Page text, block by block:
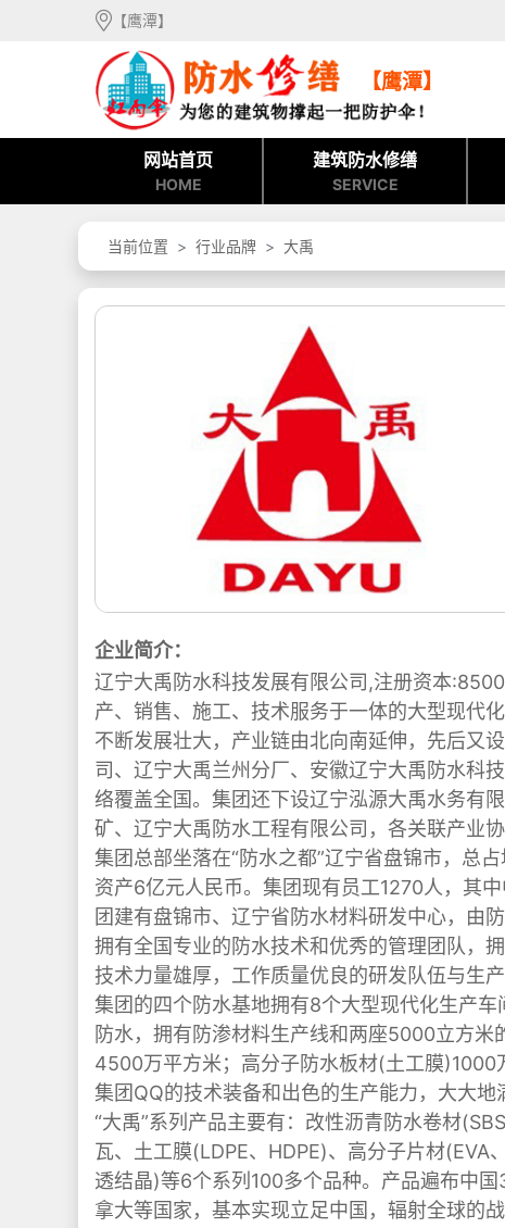
【鹰潭】
【鹰潭】
网站首页
HOME
建筑防水修缮
SERVICE
当前位置 行业品牌 大禹
企业简介：
辽宁大禹防水科技发展有限公司,注册资本
产、销售、施工、技术服务于一体的大型现代
不断发展壮大，产业链由北向南延伸，先后又
司、辽宁大禹兰州分厂、安徽辽宁大禹防水科
络覆盖全国。集团还下设辽宁泓源大禹水务有
矿、辽宁大禹防水工程有限公司，各关联产业
集团总部坐落在“防水之都”辽宁省盘锦市，总
资产6亿元人民币。集团现有员工1270人，其
团建有盘锦市、辽宁省防水材料研发中心，由
拥有全国专业的防水技术和优秀的管理团队，
技术力量雄厚，工作质量优良的研发队伍与生
集团的四个防水基地拥有8个大型现代化生产
防水，拥有防渗材料生产线和两座5000立方
4500万平方米；高分子防水板材(土工膜)1000
集团QQ的技术装备和出色的生产能力，大大地
“大禹”系列产品主要有：改性沥青防水卷材
瓦、土工膜(LDPE、HDPE)、高分子片材(EVA
透结晶)等6个系列100多个品种。产品遍布中
拿大等国家，基本实现立足中国，辐射全球的战